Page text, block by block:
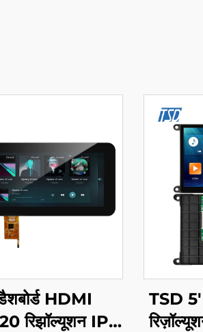
HDMI
रिझॉल्यूशन IPS
TSD